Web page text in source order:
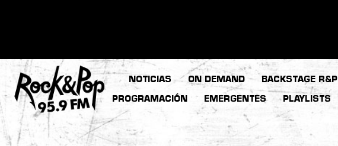
NOTICIAS ON DEMAND BACKSTAGE R&P
PROGRAMACIÓN EMERGENTES PLAYLISTS